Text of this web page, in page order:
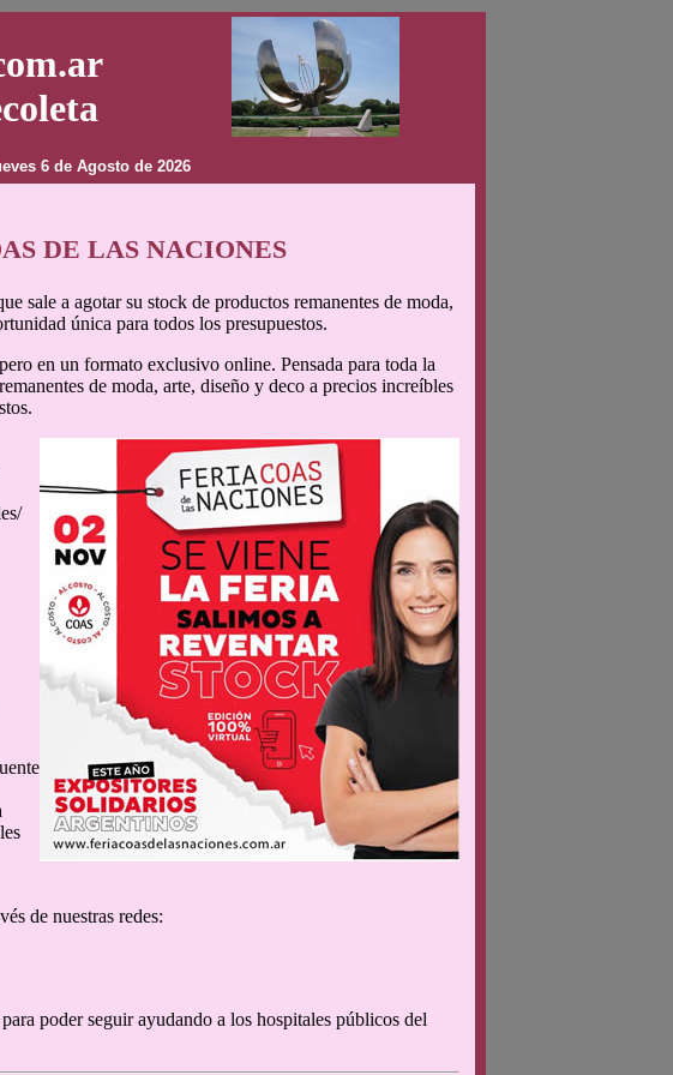
6 de Agosto de 2026
DE LAS NACIONES
sale a agotar su stock de productos remanentes de moda,
única para todos los presupuestos.
en un formato exclusivo online. Pensada para toda la
de moda, arte, diseño y deco a precios increíbles
de nuestras redes:
poder seguir ayudando a los hospitales públicos del